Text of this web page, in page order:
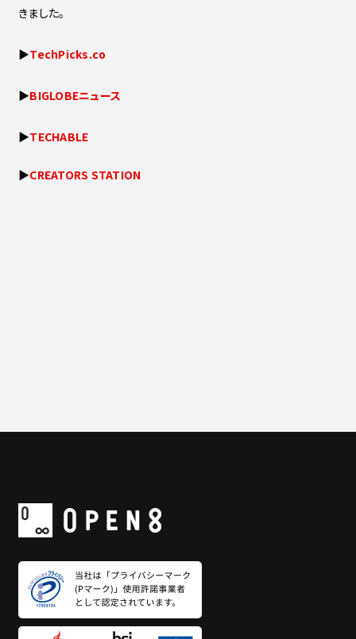
きました。
▶TechPicks.co
▶BIGLOBEニュース
▶TECHABLE
▶CREATORS STATION